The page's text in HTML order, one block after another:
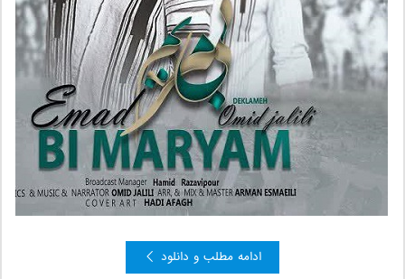
ادامه مطلب و دانلود